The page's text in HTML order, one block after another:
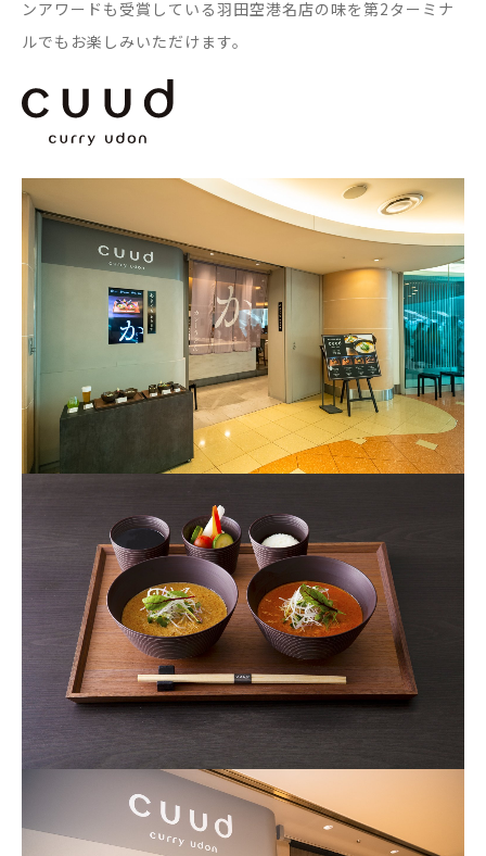
ンアワードも受賞している羽田空港名店の味を第2ターミナ
ルでもお楽しみいただけます。